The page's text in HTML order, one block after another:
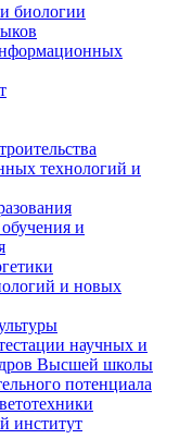
биологии
технологий и
и
и новых
научных и
Высшей школы
потенциала
институт